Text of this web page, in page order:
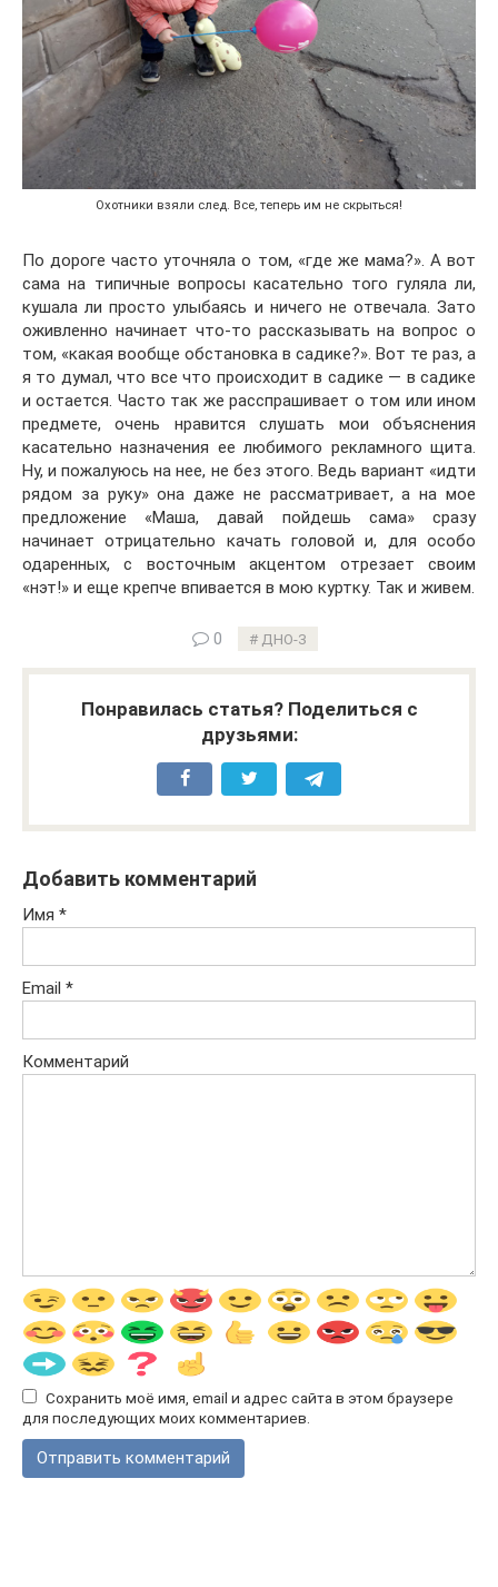
Охотники взяли след. Все, теперь им не скрыться!
По дороге часто уточняла о том, «где же мама?». А вот
сама на типичные вопросы касательно того гуляла ли,
кушала ли просто улыбаясь и ничего не отвечала. Зато
оживленно начинает что-то рассказывать на вопрос о
том, «какая вообще обстановка в садике?». Вот те раз, а
я то думал, что все что происходит в садике — в садике
и остается. Часто так же расспрашивает о том или ином
предмете, очень нравится слушать мои объяснения
касательно назначения ее любимого рекламного щита.
Ну, и пожалуюсь на нее, не без этого. Ведь вариант «идти
рядом за руку» она даже не рассматривает, а на мое
предложение «Маша, давай пойдешь сама» сразу
начинает отрицательно качать головой и, для особо
одаренных, с восточным акцентом отрезает своим
«нэт!» и еще крепче впивается в мою куртку. Так и живем.
0 ДНО-3
Понравилась статья? Поделиться с
друзьями:
Добавить комментарий
Имя *
Email *
Комментарий
Сохранить моё имя, email и адрес сайта в этом браузере
для последующих моих комментариев.